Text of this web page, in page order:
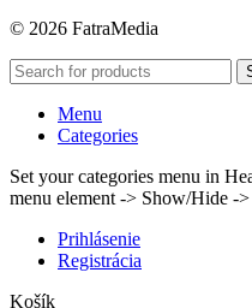
© 2026 FatraMedia
Menu
Categories
Set your categories menu in
menu element -> Show/Hide -
Prihlásenie
Registrácia
Košík